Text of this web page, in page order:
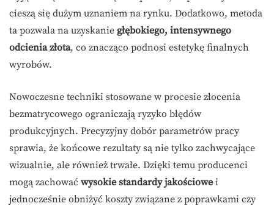
cieszą się dużym uznaniem na rynku. Dodatkowo, metoda
ta pozwala na uzyskanie głębokiego, intensywnego
odcienia złota, co znacząco podnosi estetykę finalnych
wyrobów.
Nowoczesne techniki stosowane w procesie złocenia
bezmatrycowego ograniczają ryzyko błędów
produkcyjnych. Precyzyjny dobór parametrów pracy
sprawia, że końcowe rezultaty są nie tylko zachwycające
wizualnie, ale również trwałe. Dzięki temu producenci
mogą zachować wysokie standardy jakościowe i
jednocześnie obniżyć koszty związane z poprawkami czy